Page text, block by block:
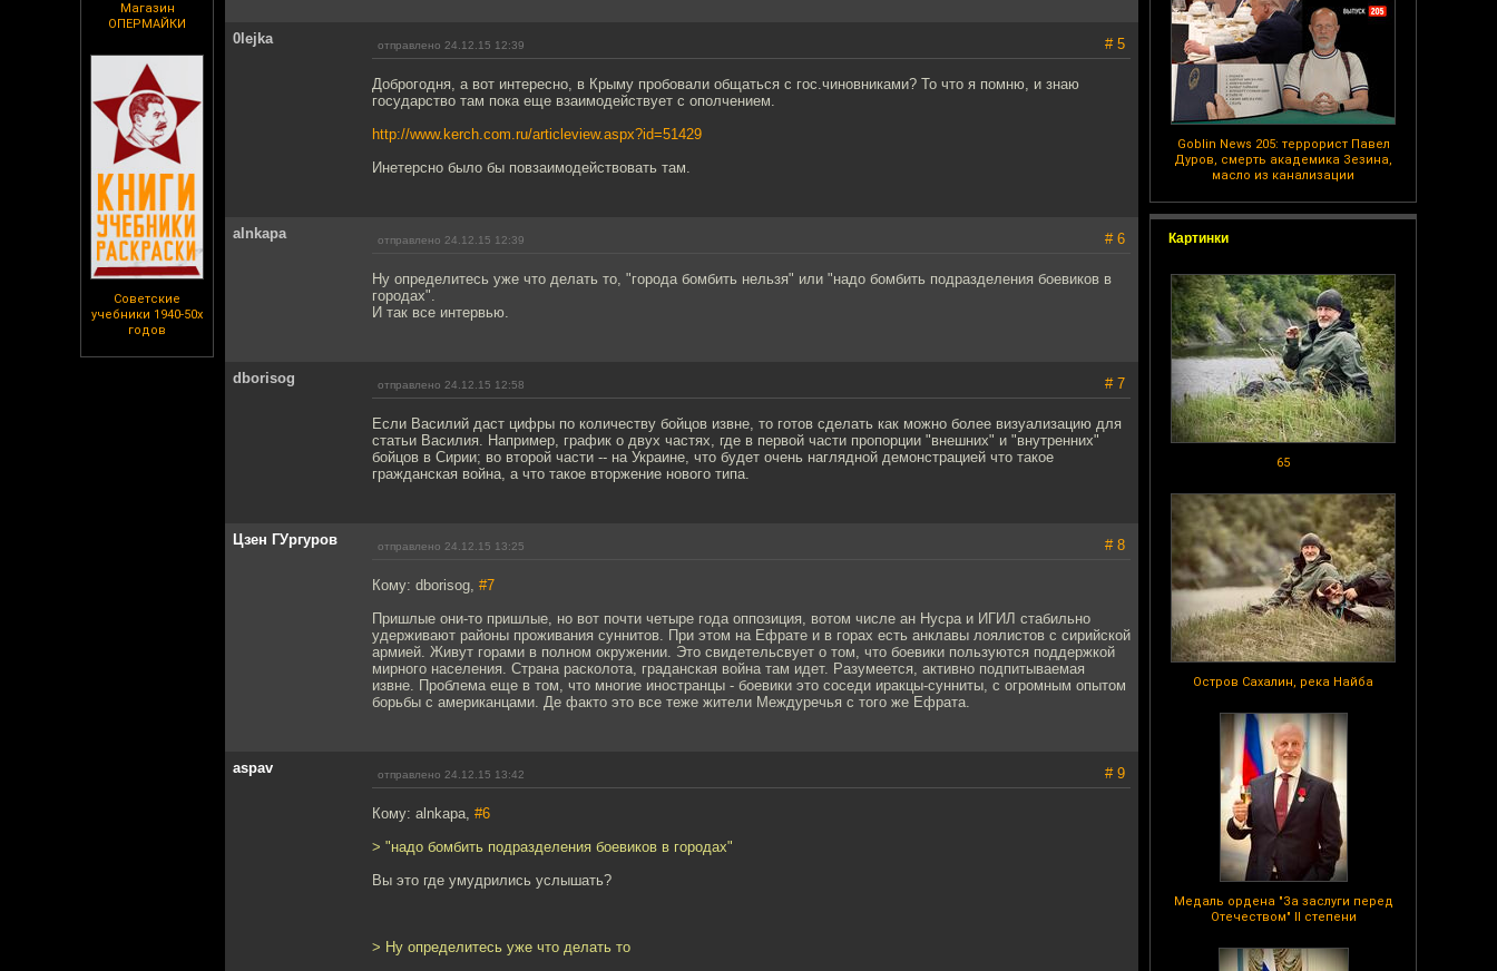
Магазин
ОПЕРМАЙКИ
Советские
учебники 1940-50х
годов
Goblin News 205: террорист Павел
Дуров, смерть академика Зезина,
масло из канализации
Картинки
65
Остров Сахалин, река Найба
Медаль ордена "За заслуги перед
Отечеством" II степени
0lejka отправлено 24.12.15 12:39 # 5
Доброгодня, а вот интересно, в Крыму пробовали общаться с гос.чиновниками? То что я помню, и знаю
государство там пока еще взаимодействует с ополчением.
http://www.kerch.com.ru/articleview.aspx?id=51429
Инетерсно было бы повзаимодействовать там.
alnkapa отправлено 24.12.15 12:39 # 6
Ну определитесь уже что делать то, "города бомбить нельзя" или "надо бомбить подразделения боевиков в
городах".
И так все интервью.
dborisog отправлено 24.12.15 12:58 # 7
Если Василий даст цифры по количеству бойцов извне, то готов сделать как можно более визуализацию для
статьи Василия. Например, график о двух частях, где в первой части пропорции "внешних" и "внутренних"
бойцов в Сирии; во второй части -- на Украине, что будет очень наглядной демонстрацией что такое
гражданская война, а что такое вторжение нового типа.
Цзен ГУргуров отправлено 24.12.15 13:25 # 8
Кому: dborisog, #7
Пришлые они-то пришлые, но вот почти четыре года оппозиция, вотом числе ан Нусра и ИГИЛ стабильно
удерживают районы проживания суннитов. При этом на Ефрате и в горах есть анклавы лоялистов с сирийской
армией. Живут горами в полном окружении. Это свидетельсвует о том, что боевики пользуются поддержкой
мирного населения. Страна расколота, граданская война там идет. Разумеется, активно подпитываемая
извне. Проблема еще в том, что многие иностранцы - боевики это соседи иракцы-сунниты, с огромным опытом
борьбы с американцами. Де факто это все теже жители Междуречья с того же Ефрата.
aspav отправлено 24.12.15 13:42 # 9
Кому: alnkapa, #6
> "надо бомбить подразделения боевиков в городах"
Вы это где умудрились услышать?
> Ну определитесь уже что делать то